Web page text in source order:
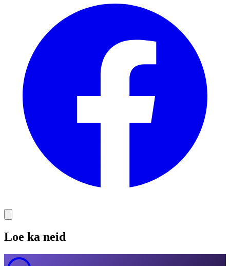
Loe ka neid